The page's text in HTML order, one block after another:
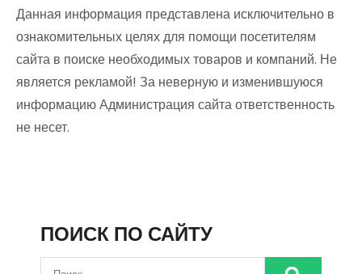
Данная информация представлена исключительно в
ознакомительных целях для помощи посетителям
сайта в поиске необходимых товаров и компаний. Не
является рекламой! За неверную и изменившуюся
информацию Администрация сайта ответственность
не несет.
ПОИСК ПО САЙТУ